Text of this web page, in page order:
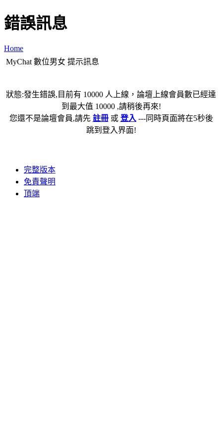
錯誤訊息
Home
MyChat 數位男女 提示訊息
狀態:發生錯誤,目前有 10000 人上線，論壇上線會員數已經達
到最大值 10000 ,請稍後再來!
您還不是論壇會員,請先 註冊或 登入 ---同時頁面將在5秒後
跳到登入界面!
完整版本
免責聲明
頂端